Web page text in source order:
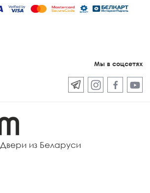
Мы в соцсетях
Двери из Беларуси